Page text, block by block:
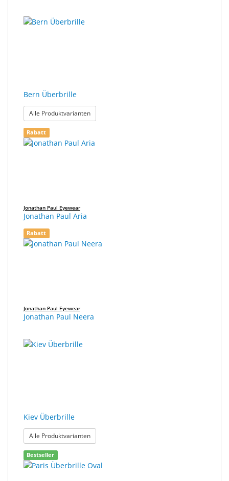
Bern Überbrille
Alle Produktvarianten: Bern Überbrille
Rabatt
Jonathan Paul Eyewear
Jonathan Paul Aria
Rabatt
Jonathan Paul Eyewear
Jonathan Paul Neera
Kiev Überbrille
Alle Produktvarianten: Kiev Überbrille
Bestseller